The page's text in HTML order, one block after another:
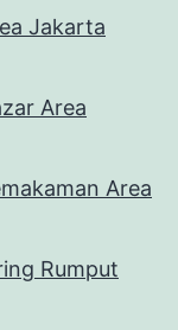
Jakarta
Area
Area
Rumput